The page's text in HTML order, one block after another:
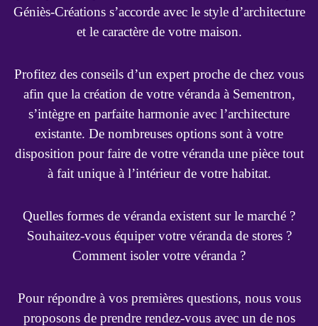
Géniès-Créations s’accorde avec le style d’architecture
et le caractère de votre maison.
Profitez des conseils d’un expert proche de chez vous
afin que la création de votre véranda à Sementron,
s’intègre en parfaite harmonie avec l’architecture
existante. De nombreuses options sont à votre
disposition pour faire de votre véranda une pièce tout
à fait unique à l’intérieur de votre habitat.
Quelles formes de véranda existent sur le marché ?
Souhaitez-vous équiper votre véranda de stores ?
Comment isoler votre véranda ?
Pour répondre à vos premières questions, nous vous
proposons de prendre rendez-vous avec un de nos